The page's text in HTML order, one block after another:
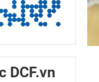
DCF.vn